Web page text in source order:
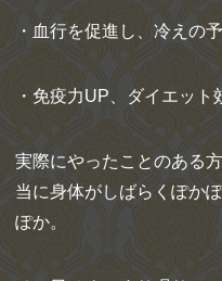
・血行を促進し、冷えの
・免疫力UP、ダイエッ
実際にやったことのある
当に身体がしばらくぽか
ぽか。